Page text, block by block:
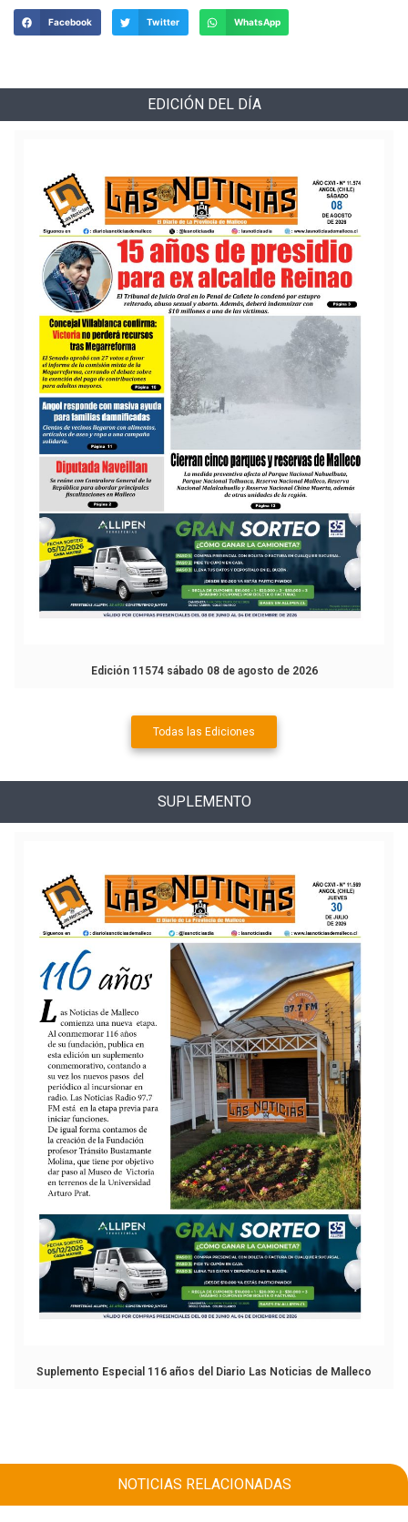
Facebook Twitter WhatsApp
EDICIÓN DEL DÍA
Edición 11574 sábado 08 de agosto de 2026
Todas las Ediciones
SUPLEMENTO
Suplemento Especial 116 años del Diario Las Noticias de Malleco
NOTICIAS RELACIONADAS